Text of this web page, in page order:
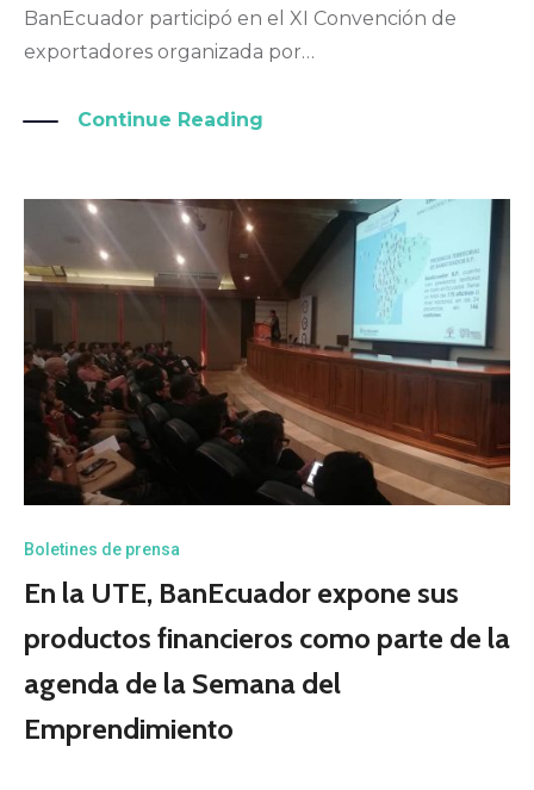
BanEcuador participó en el XI Convención de
exportadores organizada por…
Continue Reading
Boletines de prensa
En la UTE, BanEcuador expone sus
productos financieros como parte de la
agenda de la Semana del
Emprendimiento